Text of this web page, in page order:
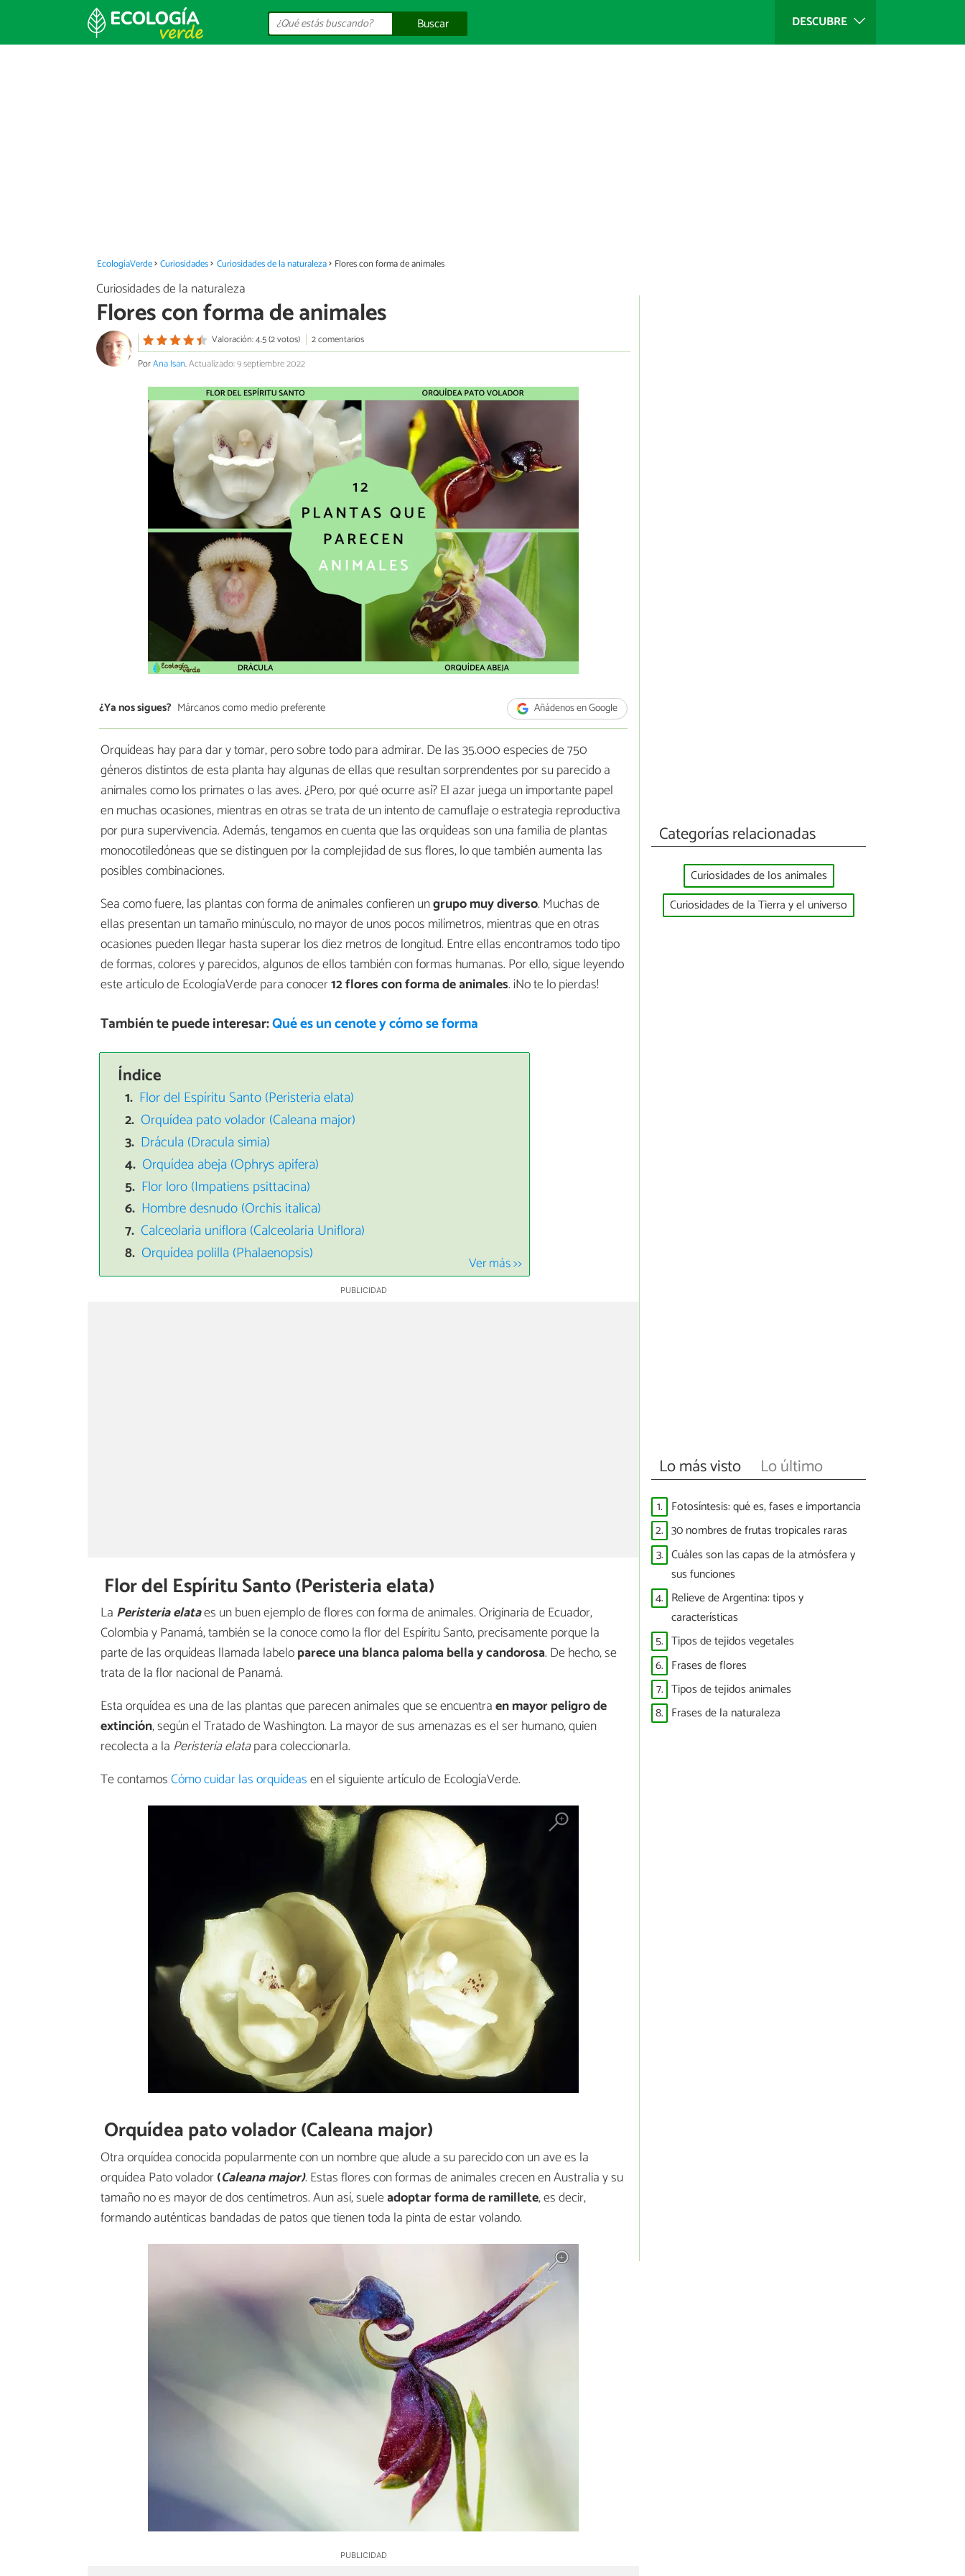
DESCUBRE
Buscar
EcologíaVerde Curiosidades Curiosidades de la naturaleza Flores con forma de animales
Curiosidades de la naturaleza
Flores con forma de animales
Valoración: 4.5 (2 votos)
2 comentarios
PorAna Isan.Actualizado: 9 septiembre 2022
¿Ya nos sigues? Márcanos como medio preferente Añádenos en Google
Orquídeas hay para dar y tomar, pero sobre todo para admirar. De las 35.000 especies de 750
géneros distintos de esta planta hay algunas de ellas que resultan sorprendentes por su parecido a
animales como los primates o las aves. ¿Pero, por qué ocurre así? El azar juega un importante papel
en muchas ocasiones, mientras en otras se trata de un intento de camuflaje o estrategia reproductiva
por pura supervivencia. Además, tengamos en cuenta que las orquídeas son una familia de plantas
monocotiledóneas que se distinguen por la complejidad de sus flores, lo que también aumenta las
posibles combinaciones.
Sea como fuere, las plantas con forma de animales confieren ungrupo muy diverso. Muchas de
ellas presentan un tamaño minúsculo, no mayor de unos pocos milímetros, mientras que en otras
ocasiones pueden llegar hasta superar los diez metros de longitud. Entre ellas encontramos todo tipo
de formas, colores y parecidos, algunos de ellos también con formas humanas. Por ello, sigue leyendo
este artículo de EcologíaVerde para conocer12 flores con forma de animales. ¡No te lo pierdas!
También te puede interesar:Qué es un cenote y cómo se forma
Índice
Flor del Espíritu Santo (Peristeria elata)
Orquídea pato volador (Caleana major)
Drácula (Dracula simia)
Orquídea abeja (Ophrys apifera)
Flor loro (Impatiens psittacina)
Hombre desnudo (Orchis italica)
Calceolaria uniflora (Calceolaria Uniflora)
Orquídea polilla (Phalaenopsis)
Ver más >>
Flor del Espíritu Santo (Peristeria elata)
La Peristeria elataes un buen ejemplo de flores con forma de animales. Originaria de Ecuador,
Colombia y Panamá, también se la conoce como la flor del Espíritu Santo, precisamente porque la
parte de las orquídeas llamada labeloparece una blanca paloma bella y candorosa. De hecho, se
trata de la flor nacional de Panamá.
Esta orquídea es una de las plantas que parecen animales que se encuentraen mayor peligro de
extinción, según el Tratado de Washington. La mayor de sus amenazas es el ser humano, quien
recolecta a la Peristeria elatapara coleccionarla.
Te contamosCómo cuidar las orquídeasen el siguiente artículo de EcologíaVerde.
Orquídea pato volador (Caleana major)
Otra orquídea conocida popularmente con un nombre que alude a su parecido con un ave es la
orquídea Pato volador(Caleana major). Estas flores con formas de animales crecen en Australia y su
tamaño no es mayor de dos centímetros. Aun así, sueleadoptar forma de ramillete, es decir,
formando auténticas bandadas de patos que tienen toda la pinta de estar volando.
Categorías relacionadas
Curiosidades de los animales
Curiosidades de la Tierra y el universo
Lo más visto Lo último
1. Fotosíntesis: qué es, fases e importancia
2. 30 nombres de frutas tropicales raras
3. Cuáles son las capas de la atmósfera y
sus funciones
4. Relieve de Argentina: tipos y
características
5. Tipos de tejidos vegetales
6. Frases de flores
7. Tipos de tejidos animales
8. Frases de la naturaleza